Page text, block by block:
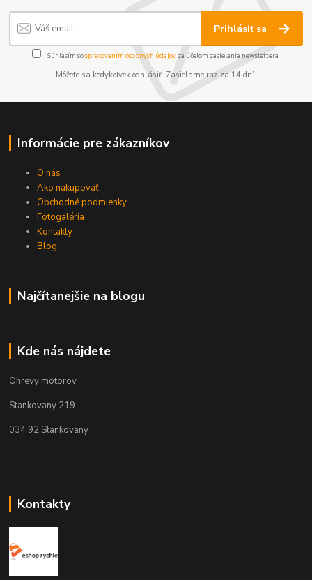
Prihlásiť sa
Súhlasím sospracovaním osobných údajov za účelom zasielania newslettera.
Môžete sa kedykoľvek odhlásiť. Zasielame raz za 14 dní.
Informácie pre zákazníkov
O nás
Ako nakupovať
Obchodné podmienky
Fotogaléria
Kontakty
Blog
Najčítanejšie na blogu
Kde nás nájdete
Ohrevy motorov
Stankovany 219
034 92 Stankovany
Kontakty